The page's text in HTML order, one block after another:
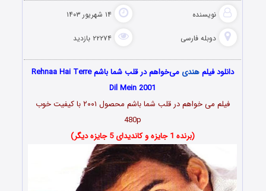
نویسنده ۱۴ شهریور ۱۴۰۳
دوبله فارسی ۲۲۲۷۴ بازدید
دانلود فیلمهندی
می‌خواهم در قلب شما باشم Rehnaa Hai Terre
Dil Mein 2001
فیلم می خواهم در قلب شما باشم محصول ۲۰۰۱ با کیفیت خوب
480p
(برنده 1 جایزه و کاندیدای 5 جایزه دیگر)